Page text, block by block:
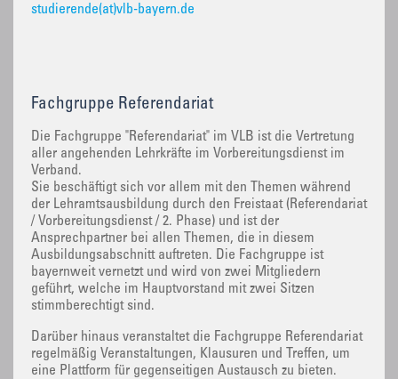
studierende(at)vlb-bayern.de
Fachgruppe Referendariat
Die Fachgruppe "Referendariat" im VLB ist die Vertretung
aller angehenden Lehrkräfte im Vorbereitungsdienst im
Verband.
Sie beschäftigt sich vor allem mit den Themen während
der Lehramtsausbildung durch den Freistaat (Referendariat
/ Vorbereitungsdienst / 2. Phase) und ist der
Ansprechpartner bei allen Themen, die in diesem
Ausbildungsabschnitt auftreten. Die Fachgruppe ist
bayernweit vernetzt und wird von zwei Mitgliedern
geführt, welche im Hauptvorstand mit zwei Sitzen
stimmberechtigt sind.
Darüber hinaus veranstaltet die Fachgruppe Referendariat
regelmäßig Veranstaltungen, Klausuren und Treffen, um
eine Plattform für gegenseitigen Austausch zu bieten.